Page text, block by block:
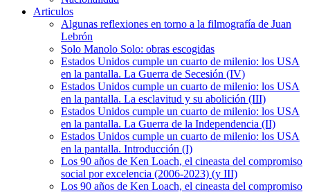
Articulos
Algunas reflexiones en torno a la filmografía de Juan
Lebrón
Solo Manolo Solo: obras escogidas
Estados Unidos cumple un cuarto de milenio: los USA
en la pantalla. La Guerra de Secesión (IV)
Estados Unidos cumple un cuarto de milenio: los USA
en la pantalla. La esclavitud y su abolición (III)
Estados Unidos cumple un cuarto de milenio: los USA
en la pantalla. La Guerra de la Independencia (II)
Estados Unidos cumple un cuarto de milenio: los USA
en la pantalla. Introducción (I)
Los 90 años de Ken Loach, el cineasta del compromiso
social por excelencia (2006-2023) (y III)
Los 90 años de Ken Loach, el cineasta del compromiso